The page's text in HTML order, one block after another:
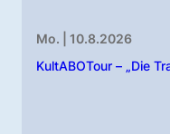
Mo. | 10.8.2026
KultABOTour – „Die